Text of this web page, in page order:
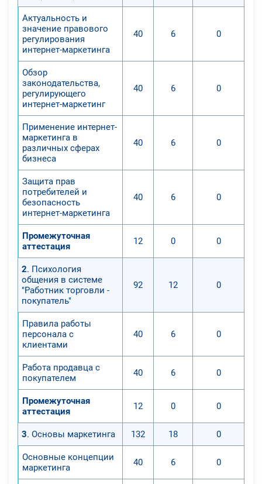
Актуальность и
значение правового
регулирования
интернет-маркетинга
40 6 0
Обзор
законодательства,
регулирующего
интернет-маркетинг
40 6 0
Применение интернет-
маркетинга в
различных сферах
бизнеса
40 6 0
Защита прав
потребителей и
безопасность
интернет-маркетинга
40 6 0
Промежуточная
аттестация
12 0 0
2. Психология
общения в системе
"Работник торговли -
покупатель"
92 12 0
Правила работы
персонала с
клиентами
40 6 0
Работа продавца с
покупателем
40 6 0
Промежуточная
аттестация
12 0 0
3. Основы маркетинга 132 18 0
Основные концепции
маркетинга
40 6 0